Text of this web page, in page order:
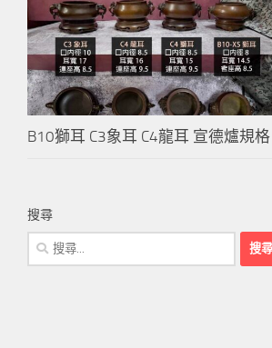
B10獅耳 C3象耳 C4龍耳 宣德爐規格
搜尋
搜
尋